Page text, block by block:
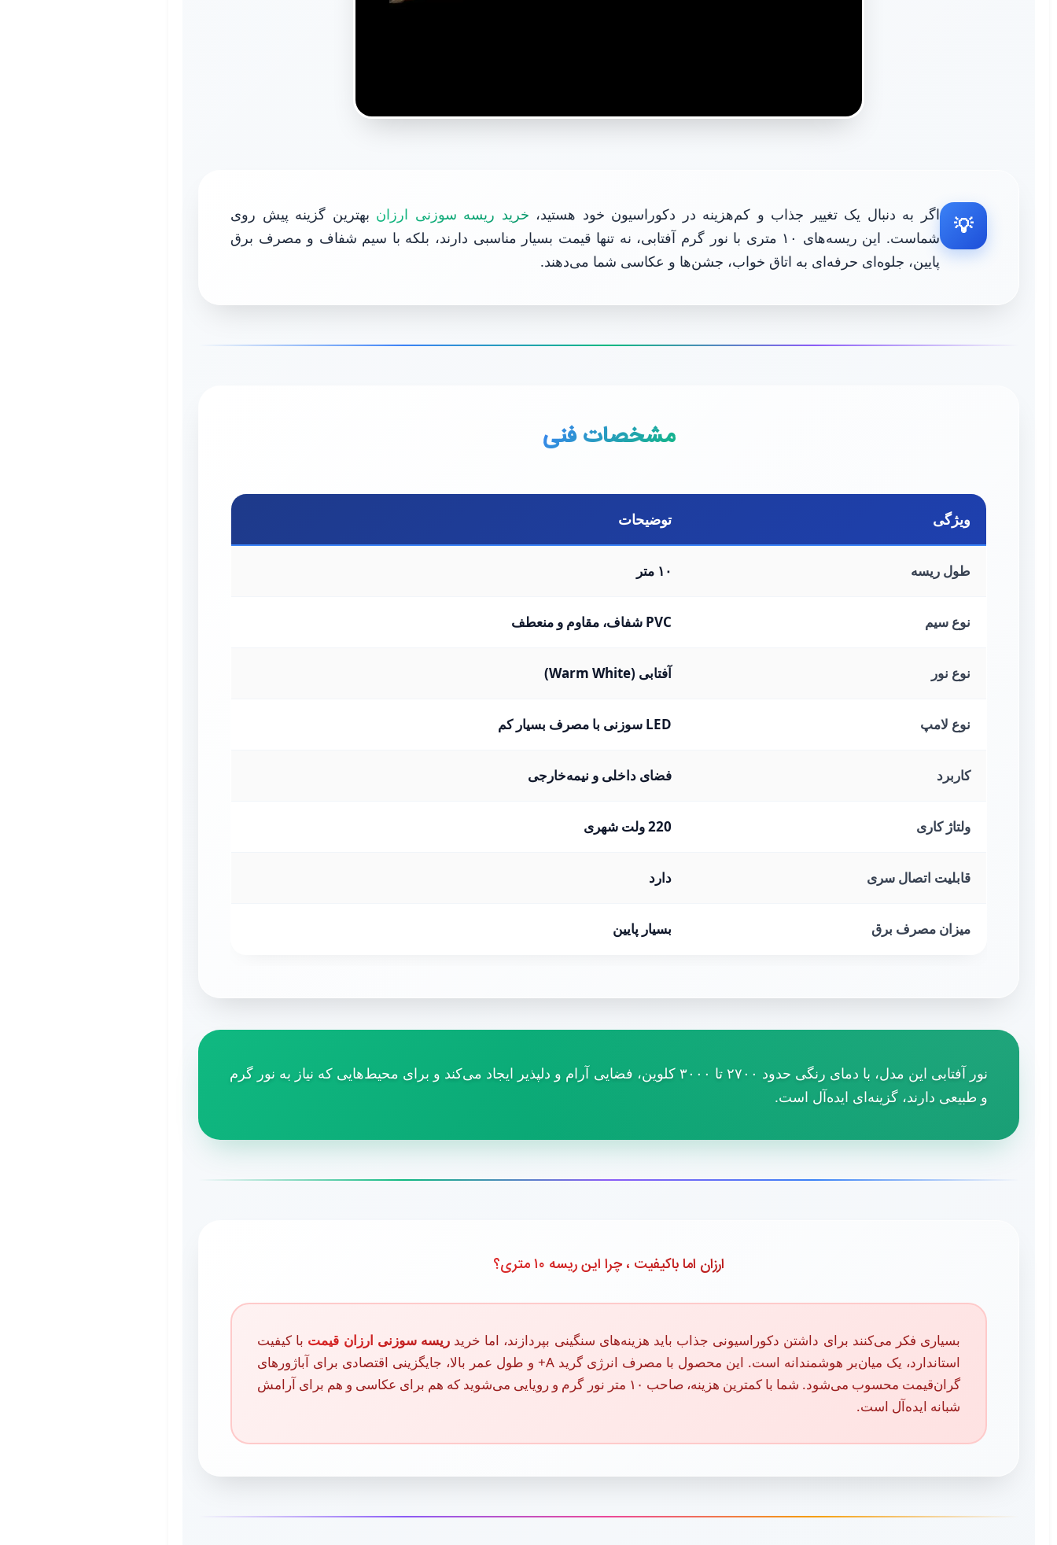
💡 اگر به دنبال یک تغییر جذاب و کم‌هزینه در دکوراسیون خود هستید، خرید ریسه سوزنی ارزان بهترین گزینه پیش روی
شماست. این ریسه‌های ۱۰ متری با نور گرم آفتابی، نه تنها قیمت بسیار مناسبی دارند، بلکه با سیم شفاف و مصرف برق
پایین، جلوه‌ای حرفه‌ای به اتاق خواب، جشن‌ها و عکاسی شما می‌دهند.
مشخصات فنی
ویژگی توضیحات
طول ریسه ۱۰ متر
نوع سیم PVC شفاف، مقاوم و منعطف
نوع نور آفتابی (Warm White)
نوع لامپ LED سوزنی با مصرف بسیار کم
کاربرد فضای داخلی و نیمه‌خارجی
ولتاژ کاری 220 ولت شهری
قابلیت اتصال سری دارد
میزان مصرف برق بسیار پایین
نور آفتابی این مدل، با دمای رنگی حدود ۲۷۰۰ تا ۳۰۰۰ کلوین، فضایی آرام و دلپذیر ایجاد می‌کند و برای محیط‌هایی که نیاز به نور گرم
و طبیعی دارند، گزینه‌ای ایده‌آل است.
ارزان اما باکیفیت ، چرا این ریسه ۱۰ متری؟
بسیاری فکر می‌کنند برای داشتن دکوراسیونی جذاب باید هزینه‌های سنگینی بپردازند، اما خریدریسه سوزنی ارزان قیمت با کیفیت
استاندارد، یک میان‌بر هوشمندانه است. این محصول با مصرف انرژی گرید A+ و طول عمر بالا، جایگزینی اقتصادی برای آباژورهای
گران‌قیمت محسوب می‌شود. شما با کمترین هزینه، صاحب ۱۰ متر نور گرم و رویایی می‌شوید که هم برای عکاسی و هم برای آرامش
شبانه ایده‌آل است.